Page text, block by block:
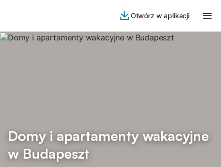
Otwórz w aplikacji
Domy i apartamenty wakacyjne
w Budapeszt